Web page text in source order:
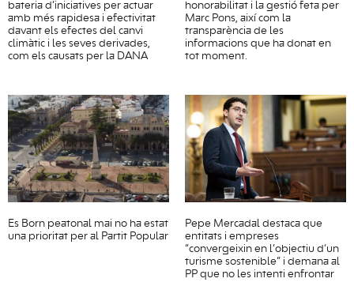
bateria d’iniciatives per actuar
amb més rapidesa i efectivitat
davant els efectes del canvi
climàtic i les seves derivades,
com els causats per la DANA
honorabilitat i la gestió feta per
Marc Pons, així com la
transparència de les
informacions que ha donat en
tot moment.
Es Born peatonal mai no ha estat
una prioritat per al Partit Popular
Pepe Mercadal destaca que
entitats i empreses
“convergeixin en l’objectiu d’un
turisme sostenible” i demana al
PP que no les intenti enfrontar